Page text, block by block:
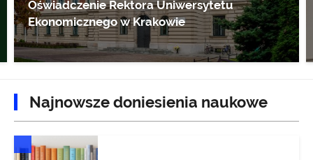
Oświadczenie Rektora Uniwersytetu
Ekonomicznego w Krakowie
Najnowsze doniesienia naukowe
DONIESIENIA NAUKOWE